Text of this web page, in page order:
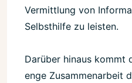
Vermittlung von
Selbsthilfe zu leisten.
Darüber hinaus kommt
enge Zusammenarbeit